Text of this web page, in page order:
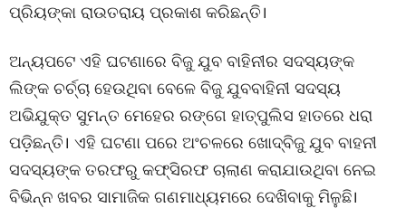
ପ୍ରିୟଙ୍କା ରାଉତରାୟ ପ୍ରକାଶ କରିଛନ୍ତି।
ଅନ୍ୟପଟେ ଏହି ଘଟଣାରେ ବିଜୁ ଯୁବ ବାହିନୀର ସଦସ୍ୟଙ୍କ
ଲିଙ୍କ ଚର୍ଚ୍ଚା ହେଉଥିବା ବେଳେ ବିଜୁ ଯୁବବାହିନୀ ସଦସ୍ୟ
ଅଭିଯୁକ୍ତ ସୁମନ୍ତ ମେହେର ରଙ୍ଗେ ହାତ୍‌ପୁଲିସ ହାତରେ ଧରା
ପଡ଼ିଛନ୍ତି। ଏହି ଘଟଣା ପରେ ଅଂଚଳରେ ଖୋଦ୍‌ବିଜୁ ଯୁବ ବାହନୀ
ସଦସ୍ୟଙ୍କ ତରଫରୁ କଫ୍‌ସିରଫ ଚାଲାଣ କରାଯାଉଥିବା ନେଇ
ବିଭିନ୍ନ ଖବର ସାମାଜିକ ଗଣମାଧ୍ୟମରେ ଦେଖିବାକୁ ମିଳୁଛି।